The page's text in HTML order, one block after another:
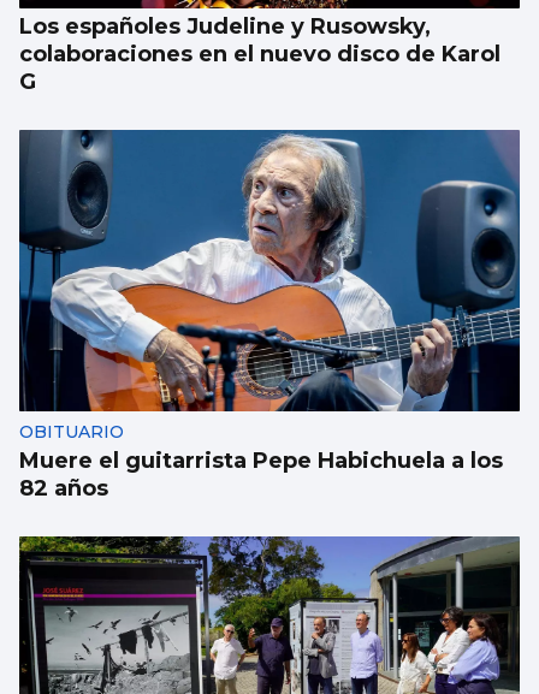
Los españoles Judeline y Rusowsky,
colaboraciones en el nuevo disco de Karol
G
OBITUARIO
Muere el guitarrista Pepe Habichuela a los
82 años